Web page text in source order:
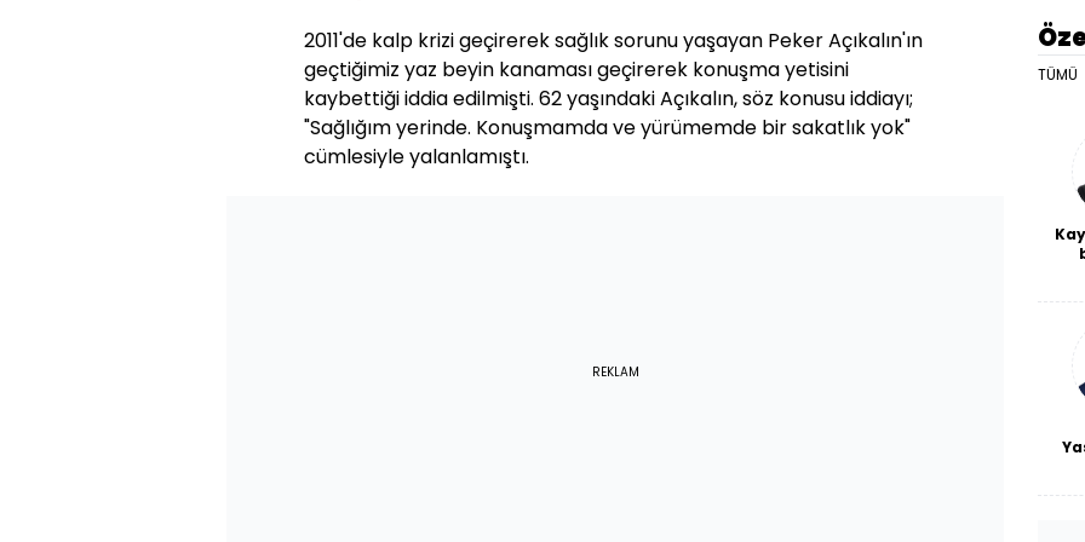
2011'de kalp krizi geçirerek sağlık sorunu yaşayan Peker Açıkalın'ın
geçtiğimiz yaz beyin kanaması geçirerek konuşma yetisini
kaybettiği iddia edilmişti. 62 yaşındaki Açıkalın, söz konusu iddiayı;
"Sağlığım yerinde. Konuşmamda ve yürümemde bir sakatlık yok"
cümlesiyle yalanlamıştı.
REKLAM
TÜMÜ